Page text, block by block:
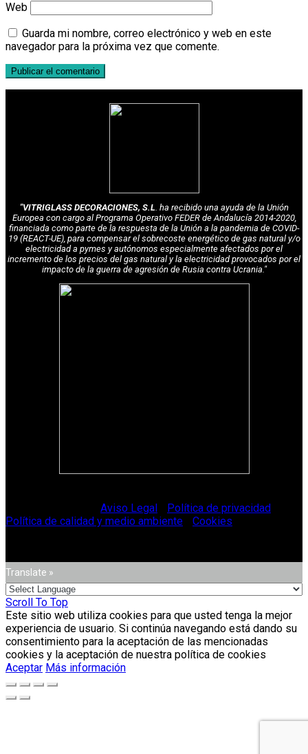
Web
Guarda mi nombre, correo electrónico y web en este
navegador para la próxima vez que comente.
"VITRIGLASS DECORACIONES, S.L. ha recibido una ayuda de la Unión
Europea con cargo al Programa Operativo FEDER de Andalucía 2014-2020,
financiada como parte de la respuesta de la Unión a la pandemia de COVID-
19 (REACT-UE), para compensar el sobrecoste energético de gas natural y/o
electricidad a pymes y autónomos especialmente afectados por el
incremento de los precios del gas natural y la electricidad provocados por el
impacto de la guerra de agresión de Rusia contra Ucrania."
Aviso Legal Política de privacidad
Política de calidad y medio ambiente
Cookies
Translate »
Scroll To Top
Este sitio web utiliza cookies para que usted tenga la mejor
experiencia de usuario. Si continúa navegando está dando su
consentimiento para la aceptación de las mencionadas
cookies y la aceptación de nuestra política de cookies
Aceptar Más información